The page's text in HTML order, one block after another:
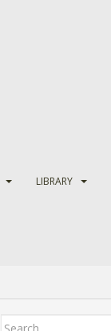
LIBRARY
Search